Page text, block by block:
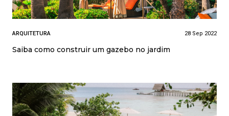
ARQUITETURA 28 Sep 2022
Saiba como construir um gazebo no jardim